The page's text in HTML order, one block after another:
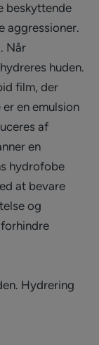
beskyttende
aggressioner.
Når
huden.
film, der
en emulsion
af
en
hydrofobe
at bevare
og
Hydrering